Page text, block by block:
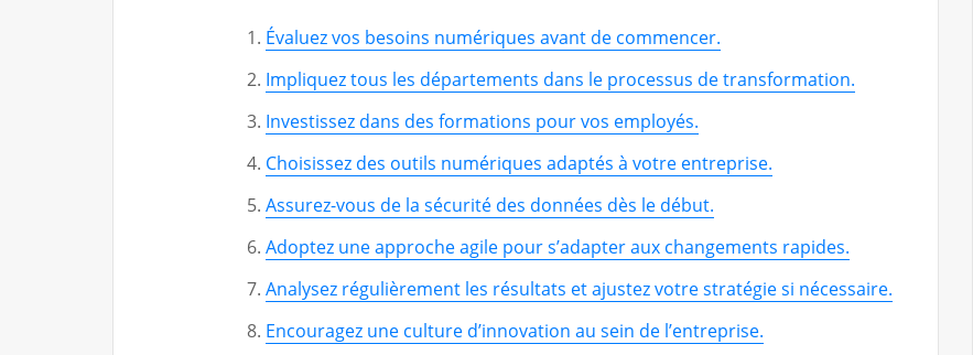
Évaluez vos besoins numériques avant de commencer.
Impliquez tous les départements dans le processus de transformation.
Investissez dans des formations pour vos employés.
Choisissez des outils numériques adaptés à votre entreprise.
Assurez-vous de la sécurité des données dès le début.
Adoptez une approche agile pour s’adapter aux changements rapides.
Analysez régulièrement les résultats et ajustez votre stratégie si nécessaire.
Encouragez une culture d’innovation au sein de l’entreprise.